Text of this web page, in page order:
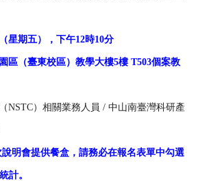
星期五），下午12時10分
區（臺東校區）教學大樓5樓 T503個案教
NSTC）相關業務人員 / 中山南臺灣科研產
說明會提供餐盒，請務必在報名表單中勾選
計。